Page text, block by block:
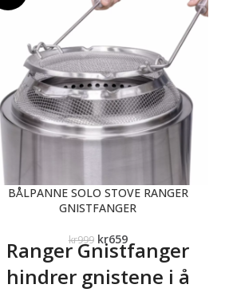
BÅLPANNE SOLO STOVE RANGER
GNISTFANGER
kr999 kr659
Ranger Gnistfanger
hindrer gnistene i å